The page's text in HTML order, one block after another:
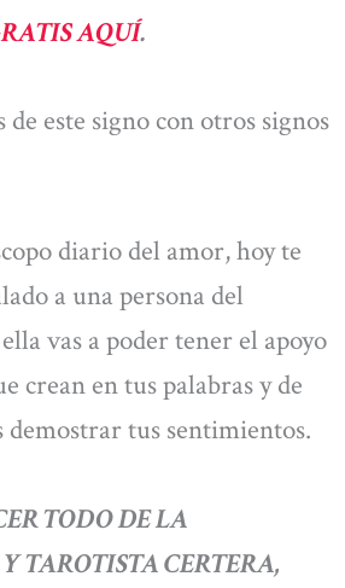
AQUÍ.
este signo con otros signos
diario del amor, hoy te
a una persona del
vas a poder tener el apoyo
crean en tus palabras y de
demostrar tus sentimientos.
TODO DE LA
TAROTISTA CERTERA,